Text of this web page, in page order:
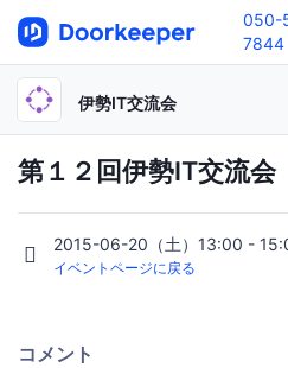
050-
7844
伊勢IT交流会
第１２回伊勢IT交流会
2015-06-20（土）13:00 -
イベントページに戻る
コメント